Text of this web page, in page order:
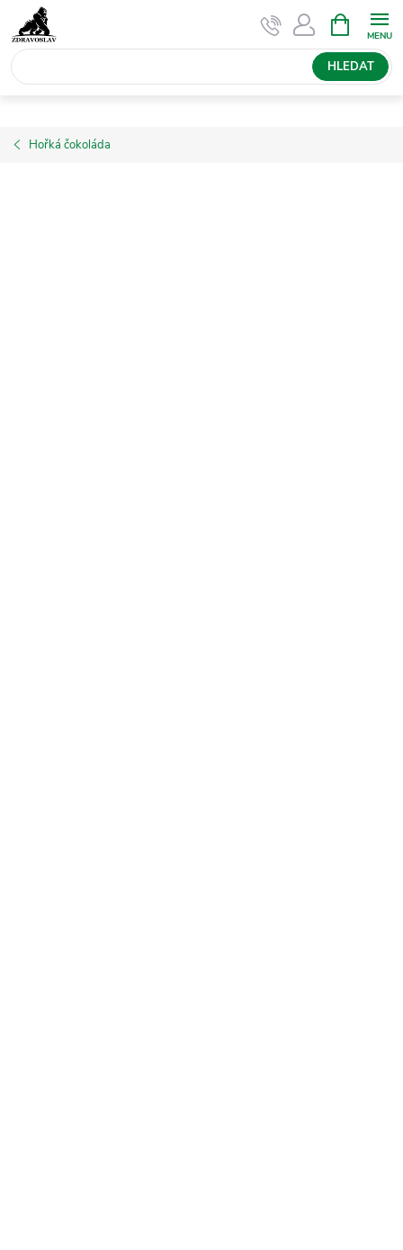
na
obsah
HLEDAT
NÁKUPNÍ
KOŠÍK
Hořká čokoláda